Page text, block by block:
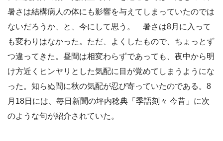
暑さは結構病人の体にも影響を与えてしまっていたのでは
ないだろうか、と、今にして思う。 暑さは8月に入って
も変わりはなかった。ただ、よくしたもので、ちょっとず
つ違ってきた。昼間は相変わらずであっても、夜中から明
け方近くヒンヤリとした気配に目が覚めてしまうようにな
った。知らぬ間に秋の気配が忍び寄っていたのである。8
月18日には、毎日新聞の坪内稔典「季語刻々 今昔」に次
のような句が紹介されていた。